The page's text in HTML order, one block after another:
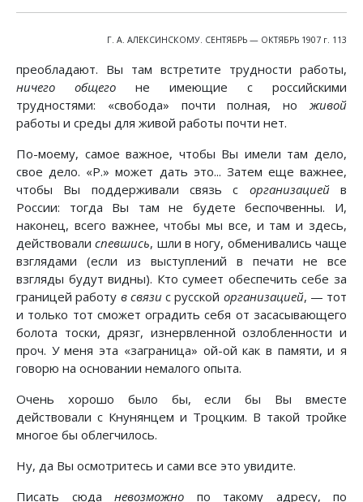
Г. А. АЛЕКСИНСКОМУ. СЕНТЯБРЬ — ОКТЯБРЬ 1907 г. 113
преобладают. Вы там встретите трудности работы,
ничего общего не имеющие с российскими
трудностями: «свобода» почти полная, ноживой
работы и среды для живой работы почти нет.
По-моему, самое важное, чтобы Вы имели там дело,
свое дело. «Р.» может дать это... Затем еще важнее,
чтобы Вы поддерживали связь с организациейв
России: тогда Вы там не будете беспочвенны. И,
наконец, всего важнее, чтобы мы все, и там и здесь,
действовалиспевшись, шли в ногу, обменивались чаще
взглядами (если из выступлений в печати не все
взгляды будут видны). Кто сумеет обеспечить себе за
границей работу в связи с русской организацией, — тот
и только тот сможет оградить себя от засасывающего
болота тоски, дрязг, изнервленной озлобленности и
проч. У меня эта «заграница» ой-ой как в памяти, и я
говорю на основании немалого опыта.
Очень хорошо было бы, если бы Вы вместе
действовали с Кнунянцем и Троцким. В такой тройке
многое бы облегчилось.
Ну, да Вы осмотритесь и сами все это увидите.
Писать сюда невозможно по такому адресу, по